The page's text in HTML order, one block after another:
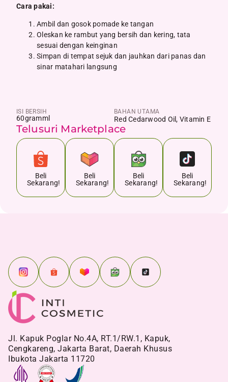
Cara pakai:
Ambil dan gosok pomade ke tangan
Oleskan ke rambut yang bersih dan kering, tata
sesuai dengan keinginan
Simpan di tempat sejuk dan jauhkan dari panas dan
sinar matahari langsung
ISI BERSIH
60gramml
BAHAN UTAMA
Red Cedarwood Oil, Vitamin E
Telusuri Marketplace
Beli
Sekarang!
Beli
Sekarang!
Beli
Sekarang!
Beli
Sekarang!
Jl. Kapuk Poglar No.4A, RT.1/RW.1, Kapuk,
Cengkareng, Jakarta Barat, Daerah Khusus
Ibukota Jakarta 11720